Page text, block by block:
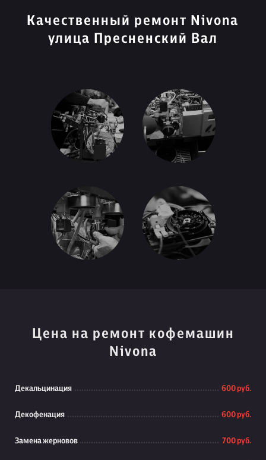
Качественный ремонт Nivona
улица Пресненский Вал
Цена на ремонт кофемашин
Nivona
Декальцинация 600 руб.
Декофенация 600 руб.
Замена жерновов 700 руб.